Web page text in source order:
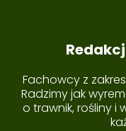
Fachowcy z
Radzimy jak
o trawnik, rośliny i